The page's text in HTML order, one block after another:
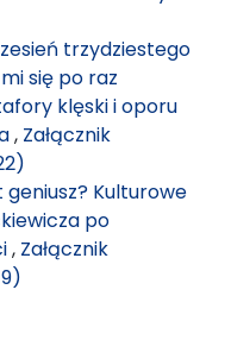
trzydziestego
się po raz
klęski i oporu
, Załącznik
geniusz? Kulturowe
po
, Załącznik